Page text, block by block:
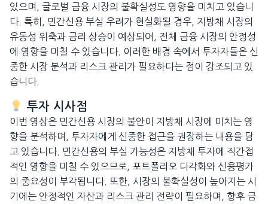
있으며, 글로벌 금융 시장의 불확실성도 영향을 미치고 있습니
다. 특히, 민간신용 부실 우려가 현실화될 경우, 지방채 시장의
유동성 위축과 금리 상승이 예상되어, 전체 금융 시장의 안정성
에 영향을 미칠 수 있습니다. 이러한 배경 속에서 투자자들은 신
중한 시장 분석과 리스크 관리가 필요하다는 점이 강조되고 있
습니다.
투자 시사점
이번 영상은 민간신용 시장의 불안이 지방채 시장에 미치는 영
향을 분석하며, 투자자에게 신중한 접근을 권장하는 내용을 담
고 있습니다. 민간신용의 부실 가능성은 지방채 투자에 직간접
적인 영향을 미칠 수 있으므로, 포트폴리오 다각화와 신용평가
의 중요성이 부각됩니다. 또한, 시장의 불확실성이 높아지는 시
기에는 안정적인 자산과 리스크 관리 전략이 필요하며, 향후 금